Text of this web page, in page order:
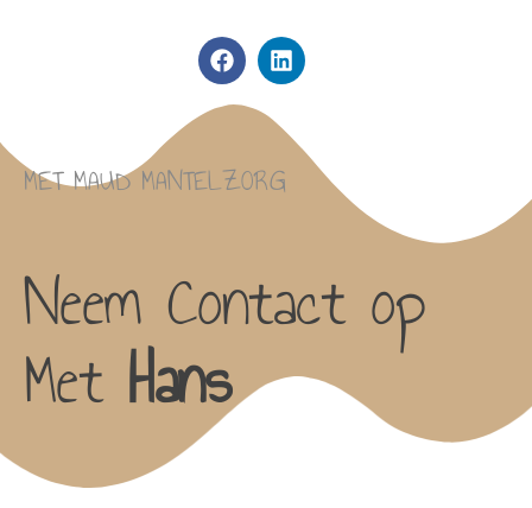
MET MAUD MANTELZORG
Neem Contact op
Met Hans